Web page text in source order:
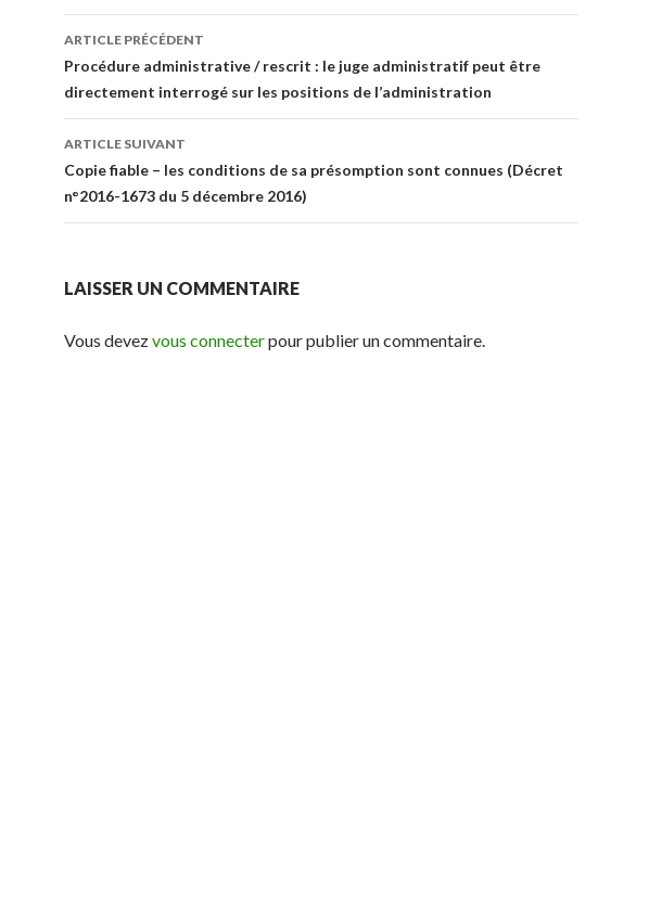
Navigation
des
articles
ARTICLE PRÉCÉDENT
Procédure administrative / rescrit : le juge administratif peut être
directement interrogé sur les positions de l’administration
ARTICLE SUIVANT
Copie fiable – les conditions de sa présomption sont connues (Décret
n°2016-1673 du 5 décembre 2016)
LAISSER UN COMMENTAIRE
Vous devezvous connecterpour publier un commentaire.